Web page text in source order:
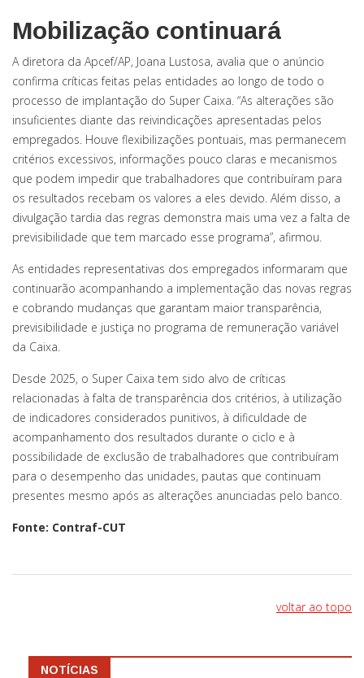
Mobilização continuará
A diretora da Apcef/AP, Joana Lustosa, avalia que o anúncio
confirma críticas feitas pelas entidades ao longo de todo o
processo de implantação do Super Caixa. “As alterações são
insuficientes diante das reivindicações apresentadas pelos
empregados. Houve flexibilizações pontuais, mas permanecem
critérios excessivos, informações pouco claras e mecanismos
que podem impedir que trabalhadores que contribuíram para
os resultados recebam os valores a eles devido. Além disso, a
divulgação tardia das regras demonstra mais uma vez a falta de
previsibilidade que tem marcado esse programa”, afirmou.
As entidades representativas dos empregados informaram que
continuarão acompanhando a implementação das novas regras
e cobrando mudanças que garantam maior transparência,
previsibilidade e justiça no programa de remuneração variável
da Caixa.
Desde 2025, o Super Caixa tem sido alvo de críticas
relacionadas à falta de transparência dos critérios, à utilização
de indicadores considerados punitivos, à dificuldade de
acompanhamento dos resultados durante o ciclo e à
possibilidade de exclusão de trabalhadores que contribuíram
para o desempenho das unidades, pautas que continuam
presentes mesmo após as alterações anunciadas pelo banco.
Fonte: Contraf-CUT
voltar ao topo
NOTÍCIAS